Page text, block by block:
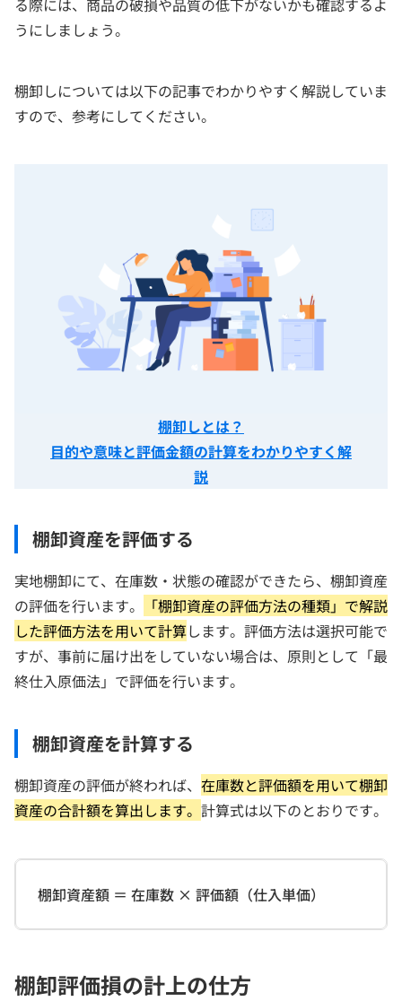
る際には、商品の破損や品質の低下がないかも確認するよ
うにしましょう。
棚卸しについては以下の記事でわかりやすく解説していま
すので、参考にしてください。
棚卸しとは？
目的や意味と評価金額の計算をわかりやすく解
説
棚卸資産を評価する
実地棚卸にて、在庫数・状態の確認ができたら、棚卸資産
の評価を行います。
「棚卸資産の評価方法の種類」で解説
した評価方法を用いて計算します。評価方法は選択可能で
すが、事前に届け出をしていない場合は、原則として「最
終仕入原価法」で評価を行います。
棚卸資産を計算する
棚卸資産の評価が終われば、 在庫数と評価額を用いて棚卸
資産の合計額を算出します。 計算式は以下のとおりです。
棚卸資産額 ＝ 在庫数 × 評価額（仕入単価）
棚卸評価損の計上の仕方